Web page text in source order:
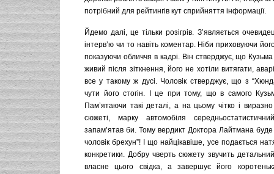
потрібний для рейтингів кут сприйняття інформації.
Йдемо далі, це тільки розігрів. З’являється
інтерв’ю чи то навіть коментар. Ніби приховуючи
показуючи обличчя в кадрі. Він стверджує, що
живий після зіткнення, його не хотіли витягати,
все у такому ж дусі. Чоловік стверджує, що з
чути його стогін. І це при тому, що в самого
Пам’ятаючи такі деталі, а на цьому чітко і
сюжеті, марку автомобіля
запам’ятав би. Тому вердикт Доктора Лайтмана
чоловік брехун”! І що найцікавіше, усе подається
конкретики. Добру чверть сюжету звучить
власне цього свідка, а завершує його